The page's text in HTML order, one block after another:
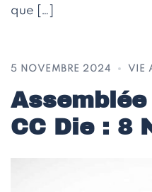
que […]
5 NOVEMBRE 2024 VIE
CC Die : 8